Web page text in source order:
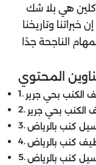
كلين هي بلا شك
إن خبراتنا وتاريخنا
الناجحة جدًا
المحتوي
الكنب بحي جرير
الكنب بحي جرير
كنب بالرياض
كنب بالرياض
كنب بالرياض